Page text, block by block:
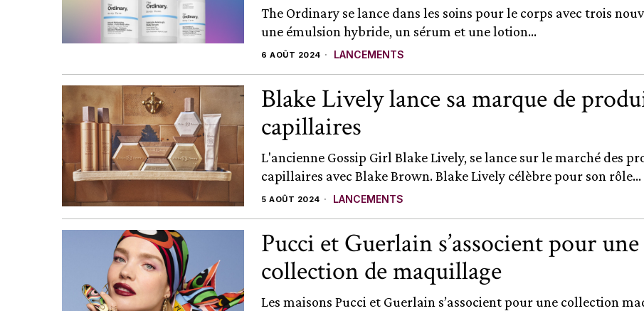
The Ordinary se lance dans les soins pour le corps avec trois
une émulsion hybride, un sérum et une lotion...
6 AOÛT 2024 LANCEMENTS
Blake Lively lance sa marque de
capillaires
L'ancienne Gossip Girl Blake Lively, se lance sur le marché des
capillaires avec Blake Brown. Blake Lively célèbre pour son rôle...
5 AOÛT 2024 LANCEMENTS
Pucci et Guerlain s’associent pour une
collection de maquillage
Les maisons Pucci et Guerlain s’associent pour une collection